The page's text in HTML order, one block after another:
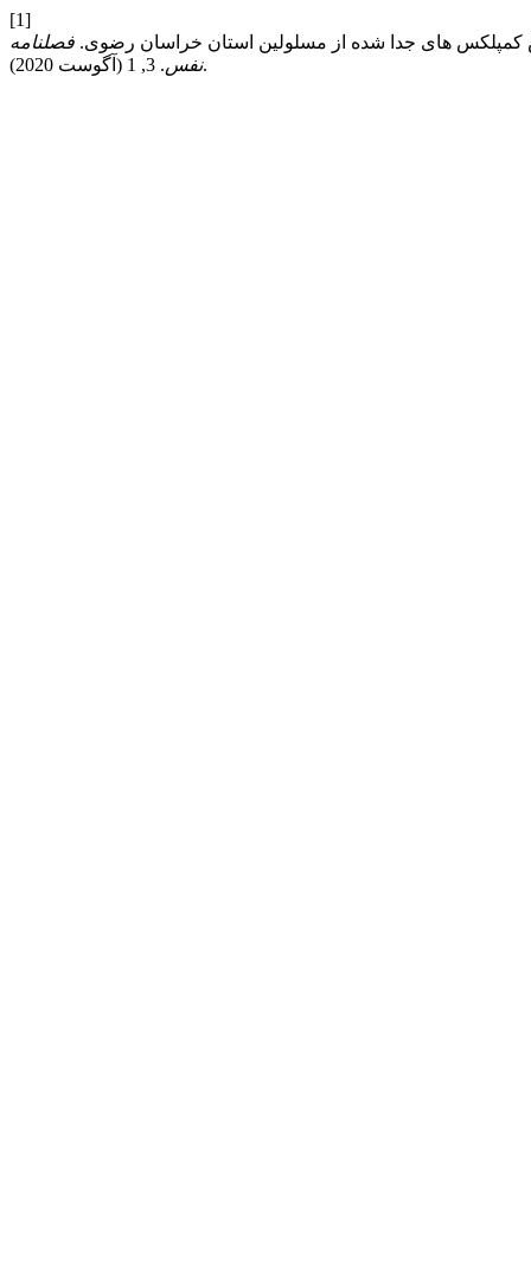
[1]
فصلنامه
نفس. 3, 1 (آگوست 2020).